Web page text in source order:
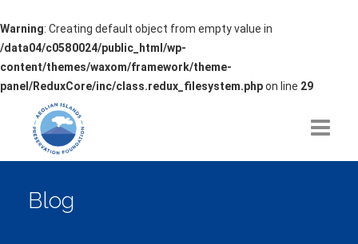
Warning: Creating default object from empty value in
/data04/c0580024/public_html/wp-
content/themes/waxom/framework/theme-
panel/ReduxCore/inc/class.redux_filesystem.phpon line 29
Blog